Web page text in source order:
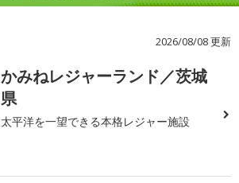
2026/08/08 更新
かみねレジャーランド／茨城
県
太平洋を一望できる本格レジャー施設